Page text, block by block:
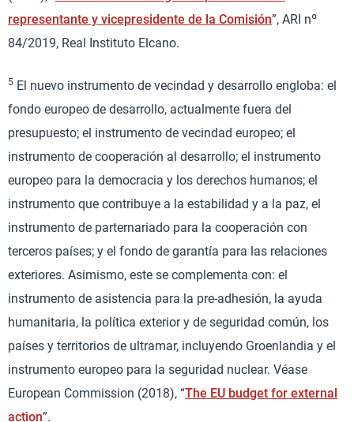
representante y vicepresidente de la Comisión”, ARI nº
84/2019, Real Instituto Elcano.
5 El nuevo instrumento de vecindad y desarrollo engloba: el
fondo europeo de desarrollo, actualmente fuera del
presupuesto; el instrumento de vecindad europeo; el
instrumento de cooperación al desarrollo; el instrumento
europeo para la democracia y los derechos humanos; el
instrumento que contribuye a la estabilidad y a la paz, el
instrumento de parternariado para la cooperación con
terceros países; y el fondo de garantía para las relaciones
exteriores. Asimismo, este se complementa con: el
instrumento de asistencia para la pre-adhesión, la ayuda
humanitaria, la política exterior y de seguridad común, los
países y territorios de ultramar, incluyendo Groenlandia y el
instrumento europeo para la seguridad nuclear. Véase
European Commission (2018), “The EU budget for external
action”.